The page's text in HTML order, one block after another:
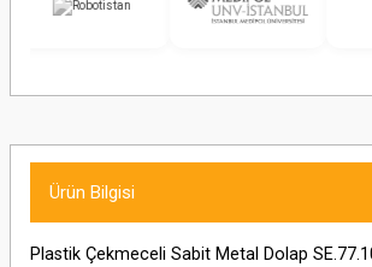
Ürün Bilgisi
Plastik Çekmeceli Sabit Metal Dolap